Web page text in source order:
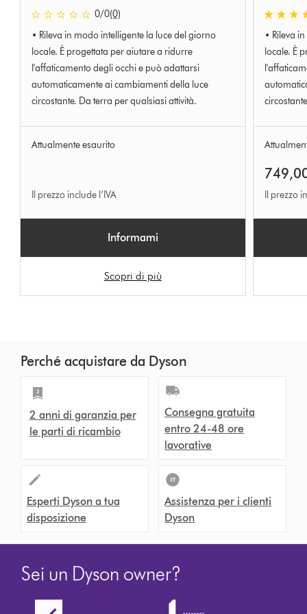
0 stelle su 5 da 0 Ratings
0/0(0)
• Rileva in modo intelligente la luce del giorno
locale. È progettata per aiutare a ridurre
l'affaticamento degli occhi e può adattarsi
automaticamente ai cambiamenti della luce
circostante. Da terra per qualsiasi attività.
Attualmente esaurito
Il prezzo include l’IVA
Informami
Scopri di più
5.0 stelle
• Rileva
locale. È
Il prezzo
Perché acquistare da Dyson
2 anni di garanzia per
le parti di ricambio
Consegna gratuita
entro 24-48 ore
lavorative
Esperti Dyson a tua
disposizione
Assistenza per i clienti
Dyson
Sei un Dyson owner?